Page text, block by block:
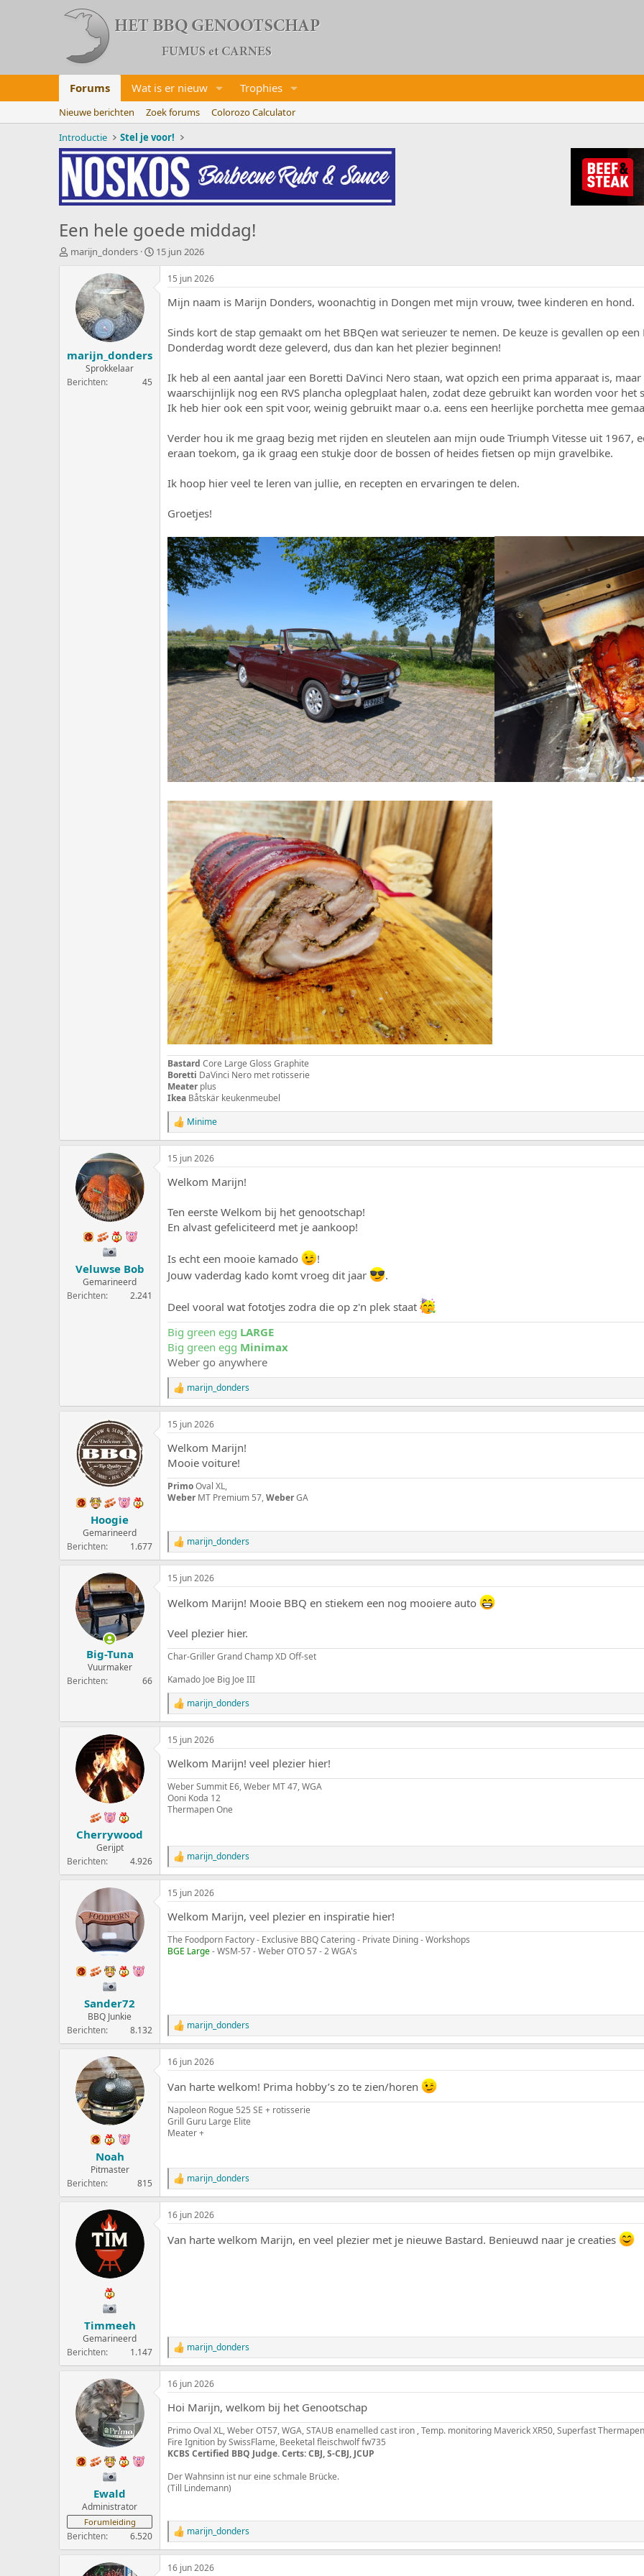
Forums Wat is er nieuw Trophies
Nieuwe berichten Zoek forums
Colorozo Calculator
Introductie
Stel je voor!
Een hele goede middag!
O
w
p
t
marijn_donders
S
r
15 jun 2026
marijn_donders
Sprokkelaar
Berichten
45
15 jun 2026
Mijn naam is Marijn Donders, woonachtig in Dongen met mijn vrouw, twee kinderen en hond.
Sinds kort de stap gemaakt om het BBQen wat serieuzer te nemen. De keuze is gevallen op
Donderdag wordt deze geleverd, dus dan kan het plezier beginnen!
Ik heb al een aantal jaar een Boretti DaVinci Nero staan, wat opzich een prima apparaat is,
waarschijnlijk nog een RVS plancha oplegplaat halen, zodat deze gebruikt kan worden voor
Ik heb hier ook een spit voor, weinig gebruikt maar o.a. eens een heerlijke porchetta mee
Verder hou ik me graag bezig met rijden en sleutelen aan mijn oude Triumph Vitesse uit 1967,
eraan toekom, ga ik graag een stukje door de bossen of heides fietsen op mijn gravelbike.
Ik hoop hier veel te leren van jullie, en recepten en ervaringen te delen.
Groetjes!
Bastard Core Large Gloss Graphite
Boretti DaVinci Nero met rotisserie
Meater plus
Ikea Båtskär keukenmeubel
W
a
a
r
e
i
n
g
:
Minime
Veluwse Bob
Gemarineerd
Berichten
2.241
15 jun 2026
Welkom Marijn!
Ten eerste Welkom bij het genootschap!
En alvast gefeliciteerd met je aankoop!
Is echt een mooie kamado
!
Jouw vaderdag kado komt vroeg dit jaar
.
Deel vooral wat fototjes zodra die op z'n plek staat
Big green egg LARGE
Big green egg Minimax
Weber go anywhere
W
a
a
r
e
r
n
g
:
marijn_donders
Hoogie
Gemarineerd
Berichten
1.677
15 jun 2026
Welkom Marijn!
Mooie voiture!
PrimoOval XL,
Weber MT Premium 57,WeberGA
W
a
a
r
e
n
g
e
:
marijn_donders
Big-Tuna
Vuurmaker
Berichten
66
15 jun 2026
Welkom Marijn! Mooie BBQ en stiekem een nog mooiere auto
Veel plezier hier.
Char-Griller Grand Champ XD Off-set
Kamado Joe Big Joe III
W
a
a
r
e
r
i
n
g
:
marijn_donders
Cherrywood
Gerijpt
Berichten
4.926
15 jun 2026
Welkom Marijn! veel plezier hier!
Weber Summit E6, Weber MT 47, WGA
Ooni Koda 12
Thermapen One
W
a
a
r
e
r
i
n
marijn_donders
Sander72
BBQ Junkie
Berichten
8.132
15 jun 2026
Welkom Marijn, veel plezier en inspiratie hier!
The Foodporn Factory - Exclusive BBQ Catering - Private Dining - Workshops
BGE Large- WSM-57 - Weber OTO 57 - 2 WGA's
W
a
a
r
e
i
n
g
:
marijn_donders
Noah
Pitmaster
Berichten
815
16 jun 2026
Van harte welkom! Prima hobby’s zo te zien/horen
Napoleon Rogue 525 SE + rotisserie
Grill Guru Large Elite
Meater +
W
a
a
r
e
marijn_donders
Timmeeh
Gemarineerd
Berichten
1.147
16 jun 2026
Van harte welkom Marijn, en veel plezier met je nieuwe Bastard. Benieuwd naar je creaties
W
a
a
r
e
r
i
n
g
n
:
marijn_donders
Ewald
Administrator
Forumleiding
Berichten 6.520
16 jun 2026
Hoi Marijn, welkom bij het Genootschap
Primo Oval XL, Weber OT57, WGA, STAUB enamelled cast iron , Temp. monitoring Maverick XR50, Superfast
Fire Ignition by SwissFlame, Beeketal fleischwolf fw735
KCBS Certified BBQ Judge. Certs: CBJ, S-CBJ, JCUP
Der Wahnsinn ist nur eine schmale Brücke.
(Till Lindemann)
W
a
a
r
marijn_donders
16 jun 2026